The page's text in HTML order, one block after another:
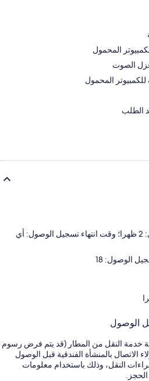
المحمول
الصوت
المحمول
الطلب
وقت بدء تسجيل الوصول: 2 ظهرا؛ وقت انتهاء تسجيل الوصول: أي
الوصول: 18
الوصول
خدمة النقل من المطار (قد يتم فرض رسوم
الاتصال بالمنشأة الفندقية قبل الوصول
إجراءات النقل، وذلك باستخدام معلومات
الحجز.